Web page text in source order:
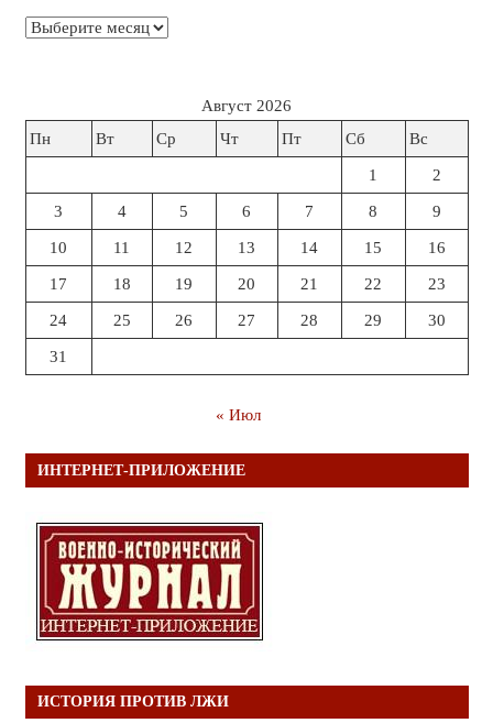
Архивы
Август 2026
Пн
Вт Ср Чт Пт Сб Вс
1 2
3 4 5 6 7 8 9
10 11 12 13 14 15 16
17 18 19 20 21 22 23
24 25 26 27 28 29 30
31
« Июл
ИНТЕРНЕТ-ПРИЛОЖЕНИЕ
ИСТОРИЯ ПРОТИВ ЛЖИ